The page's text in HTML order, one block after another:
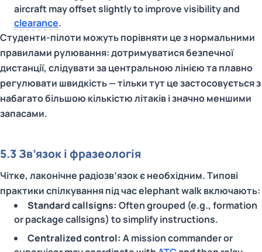
aircraft may offset slightly to improve visibility and
clearance.
Студенти-пілоти можуть порівняти це з нормальними
правилами рулювання: дотримуватися безпечної
дистанції, слідувати за центральною лінією та плавно
регулювати швидкість — тільки тут це застосовується з
набагато більшою кількістю літаків і значно меншими
запасами.
5.3 Зв’язок і фразеологія
Чітке, лаконічне радіозв’язок є необхідним. Типові
практики спілкування під час elephant walk включають:
Standard callsigns: Often grouped (e.g., formation
or package callsigns) to simplify instructions.
Centralized control: A mission commander or